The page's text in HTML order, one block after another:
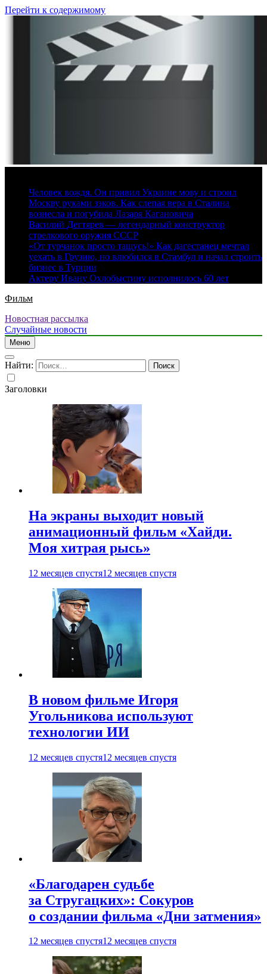
Перейти к содержимому
Человек вождя. Он привил Украине мову и строил
Москву руками зэков. Как слепая вера в Сталина
вознесла и погубила Лазаря Кагановича
Василий Дегтярев — легендарный конструктор
стрелкового оружия СССР
«От турчанок просто тащусь!» Как дагестанец мечтал
уехать в Грузию, но влюбился в Стамбул и начал строить
бизнес в Турции
Актеру Ивану Охлобыстину исполнилось 60 лет
Фильм
Новостная рассылка
Случайные новости
Меню
Найти:
Заголовки
На экраны выходит новый
анимационный фильм «Хайди.
Моя хитрая рысь»
12 месяцев спустя12 месяцев спустя
В новом фильме Игоря
Угольникова используют
технологии ИИ
12 месяцев спустя12 месяцев спустя
«Благодарен судьбе
за Стругацких»: Сокуров
о создании фильма «Дни затмения»
12 месяцев спустя12 месяцев спустя